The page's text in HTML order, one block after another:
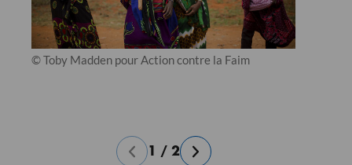
© Toby Madden pour Action contre la Faim
1 / 2